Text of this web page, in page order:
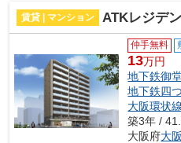
賃貸 | マンション ATKレジデン
仲手無料
13万円
地下鉄御
地下鉄四
大阪環状線
築3年 /
大阪府大